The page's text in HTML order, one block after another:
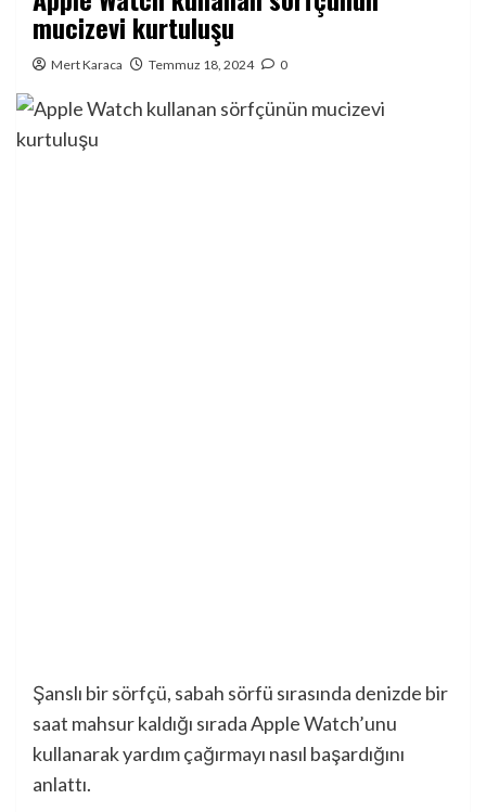
mucizevi kurtuluşu
Mert Karaca Temmuz 18, 2024 0
Şanslı bir sörfçü, sabah sörfü sırasında denizde bir
saat mahsur kaldığı sırada Apple Watch’unu
kullanarak yardım çağırmayı nasıl başardığını
anlattı.